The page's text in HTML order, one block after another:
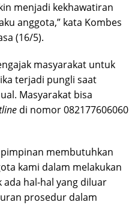
menjadi kekhawatiran
anggota,” kata Kombes
(16/5).
masyarakat untuk
terjadi pungli saat
Masyarakat bisa
di nomor 082177606060
membutuhkan
kami dalam melakukan
ada hal-hal yang diluar
prosedur dalam